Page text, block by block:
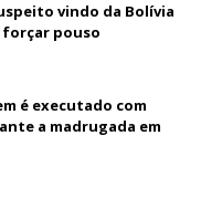
vindo da Bolívia
forçar pouso
é executado com
a madrugada em